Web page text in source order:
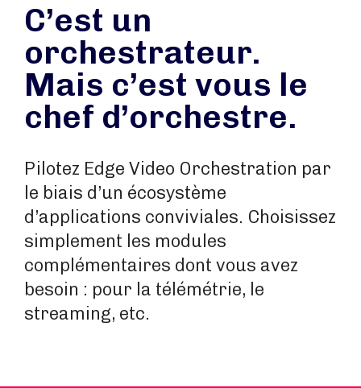
C’est un
orchestrateur.
Mais c’est vous le
chef d’orchestre.
Pilotez Edge Video Orchestration par
le biais d’un écosystème
d’applications conviviales. Choisissez
simplement les modules
complémentaires dont vous avez
besoin : pour la télémétrie, le
streaming, etc.